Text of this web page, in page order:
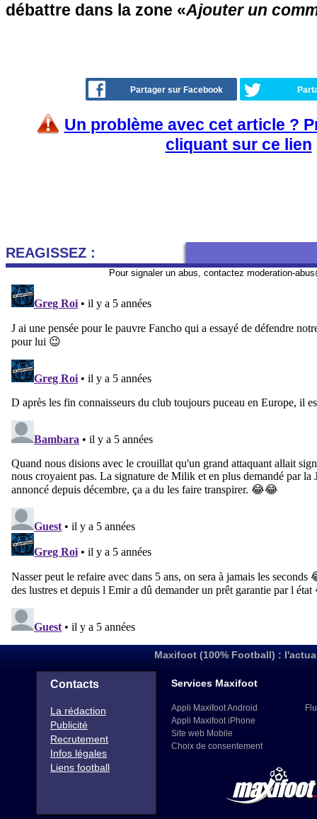
débattre dans la zone «Ajouter un
Partager sur Facebook
Un problème avec cet article ?
cliquant sur ce lien
REAGISSEZ :
Pour signaler un abus, contactez moderation-
Maxifoot (100% Football) :
Contacts
La rédaction
Publicité
Recrutement
Infos légales
Liens football
Services Maxifoot
Appli Maxifoot Android
Appli Maxifoot iPhone
Site web Mobile
Choix de consentement